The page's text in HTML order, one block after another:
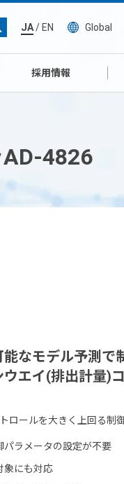
JA/ EN Global
採用情報
4826
なモデル予測で
エイ(排出計量)
ロールを大きく上回る制
パラメータの設定が不要
象にも対応